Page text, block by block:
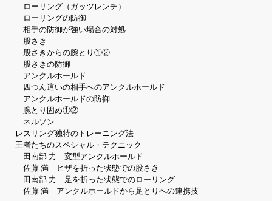
ローリング（ガッツレンチ）
ローリングの防御
相手の防御が強い場合の対処
股さき
股さきからの腕とり①②
股さきの防御
アンクルホールド
四つん這いの相手へのアンクルホールド
アンクルホールドの防御
腕とり固め①②
ネルソン
レスリング独特のトレーニング法
王者たちのスペシャル・テクニック
田南部 力 変型アンクルホールド
佐藤 満 ヒザを折った状態での股さき
田南部 力 足を折った状態でのローリング
佐藤 満 アンクルホールドから足とりへの連携技